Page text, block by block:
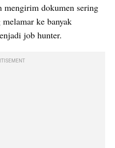
mengirim dokumen sering
ke banyak
job hunter.